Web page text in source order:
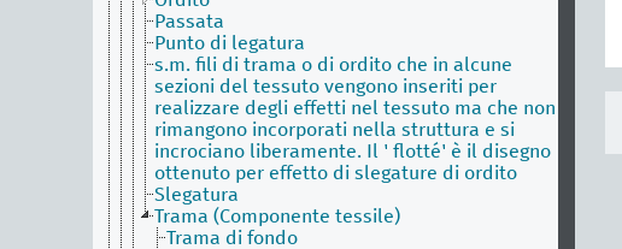
Passata
Punto di legatura
s.m. fili di trama o di ordito che in alcune
sezioni del tessuto vengono inseriti per
realizzare degli effetti nel tessuto ma che non
rimangono incorporati nella struttura e si
incrociano liberamente. Il ' flotté' è il disegno
ottenuto per effetto di slegature di ordito
Slegatura
Trama (Componente tessile)
Trama di fondo